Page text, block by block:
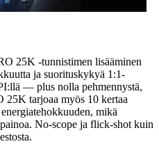
25K -tunnistimen lisääminen
ja suorituskykyä 1:1-
— plus nolla pehmennystä,
25K tarjoaa myös 10 kertaa
mikä
No-scope ja flick-shot kuin